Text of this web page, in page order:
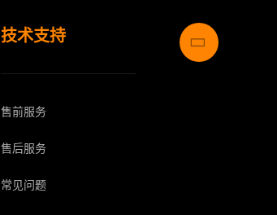
技术支持
售前服务
售后服务
常见问题